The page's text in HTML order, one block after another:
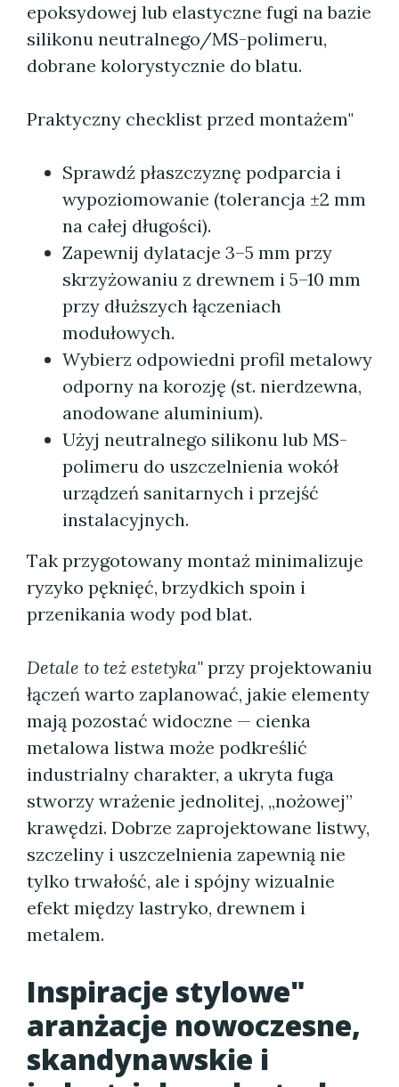
epoksydowej lub elastyczne fugi na bazie
silikonu neutralnego/MS-polimeru,
dobrane kolorystycznie do blatu.
Praktyczny checklist przed montażem"
Sprawdź płaszczyznę podparcia i
wypoziomowanie (tolerancja ±2 mm
na całej długości).
Zapewnij dylatacje 3–5 mm przy
skrzyżowaniu z drewnem i 5–10 mm
przy dłuższych łączeniach
modułowych.
Wybierz odpowiedni profil metalowy
odporny na korozję (st. nierdzewna,
anodowane aluminium).
Użyj neutralnego silikonu lub MS-
polimeru do uszczelnienia wokół
urządzeń sanitarnych i przejść
instalacyjnych.
Tak przygotowany montaż minimalizuje
ryzyko pęknięć, brzydkich spoin i
przenikania wody pod blat.
Detale to też estetyka" przy projektowaniu
łączeń warto zaplanować, jakie elementy
mają pozostać widoczne — cienka
metalowa listwa może podkreślić
industrialny charakter, a ukryta fuga
stworzy wrażenie jednolitej, „nożowej”
krawędzi. Dobrze zaprojektowane listwy,
szczeliny i uszczelnienia zapewnią nie
tylko trwałość, ale i spójny wizualnie
efekt między lastryko, drewnem i
metalem.
Inspiracje stylowe"
aranżacje nowoczesne,
skandynawskie i